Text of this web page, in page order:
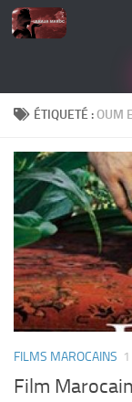
Skip to content
ÉTIQUETÉ :OUM
FILMS MAROCAINS